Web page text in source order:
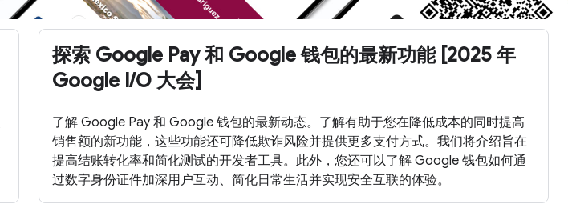
探索 Google Pay 和 Google 钱包的最新功能 [2025 年
Google I/O 大会]
了解 Google Pay 和 Google 钱包的最新动态。了解有助于您在降低成本的同时提高
销售额的新功能，这些功能还可降低欺诈风险并提供更多支付方式。我们将介绍旨在
提高结账转化率和简化测试的开发者工具。此外，您还可以了解 Google 钱包如何通
过数字身份证件加深用户互动、简化日常生活并实现安全互联的体验。